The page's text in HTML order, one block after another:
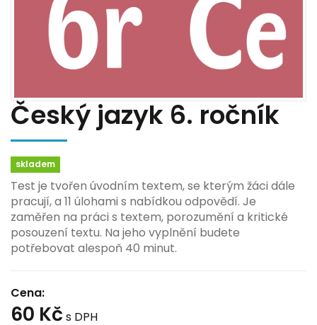
Český jazyk 6. ročník
skladem
Test je tvořen úvodním textem, se kterým žáci dále
pracují, a 11 úlohami s nabídkou odpovědí. Je
zaměřen na práci s textem, porozumění a kritické
posouzení textu. Na jeho vyplnění budete
potřebovat alespoň 40 minut.
Cena:
60 Kč s DPH